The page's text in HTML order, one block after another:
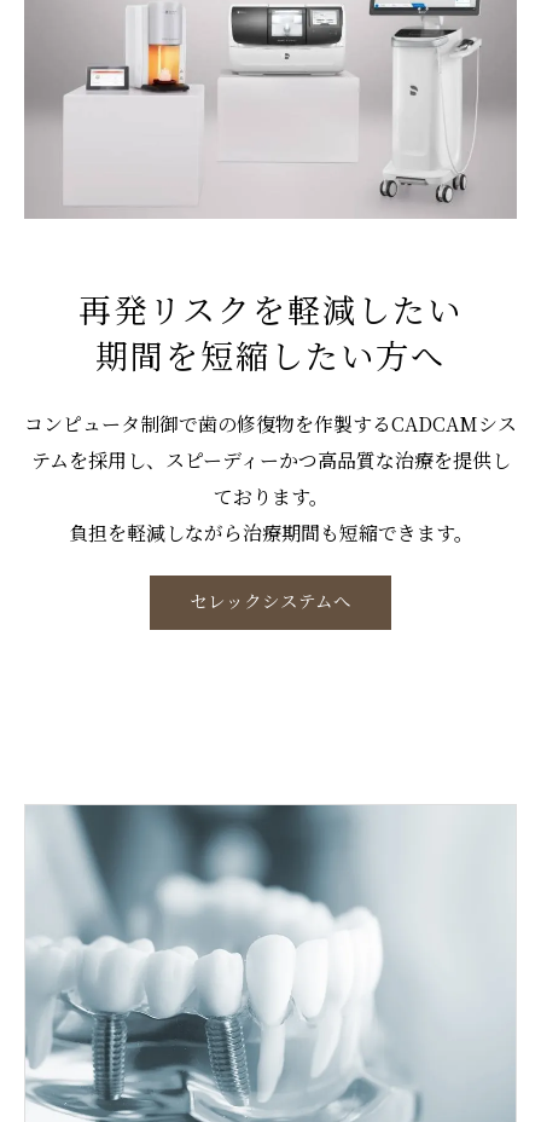
再発リスクを軽減したい
期間を短縮したい方へ
コンピュータ制御で歯の修復物を作製するCADCAMシス
テムを採用し、スピーディーかつ高品質な治療を提供し
ております。
負担を軽減しながら治療期間も短縮できます。
セレックシステムへ